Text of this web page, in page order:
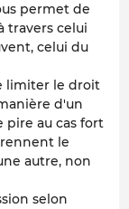
permet de
travers celui
celui du
limiter le droit
d'un
pire au cas fort
le
autre, non
selon